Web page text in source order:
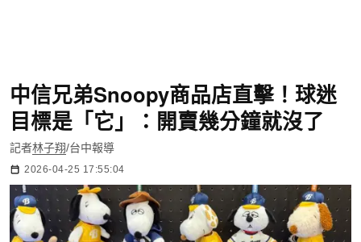
中信兄弟Snoopy商品店直擊！球迷
目標是「它」：開賣幾分鐘就沒了
記者林子翔/台中報導
2026-04-25 17:55:04